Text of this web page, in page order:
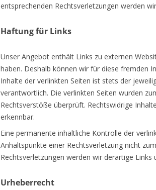
entsprechenden Rechtsverletzungen werden
Haftung für Links
Unser Angebot enthält Links zu externen
haben. Deshalb können wir für diese fremden
Inhalte der verlinkten Seiten ist stets der
verantwortlich. Die verlinkten Seiten wurden
Rechtsverstöße überprüft. Rechtswidrige
erkennbar.
Eine permanente inhaltliche Kontrolle der
Anhaltspunkte einer Rechtsverletzung nicht
Rechtsverletzungen werden wir derartige Links
Urheberrecht